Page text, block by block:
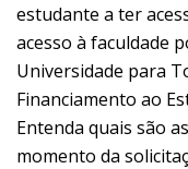
estudante a ter
acesso à faculdade
Universidade para
Financiamento ao
Entenda quais são
momento da